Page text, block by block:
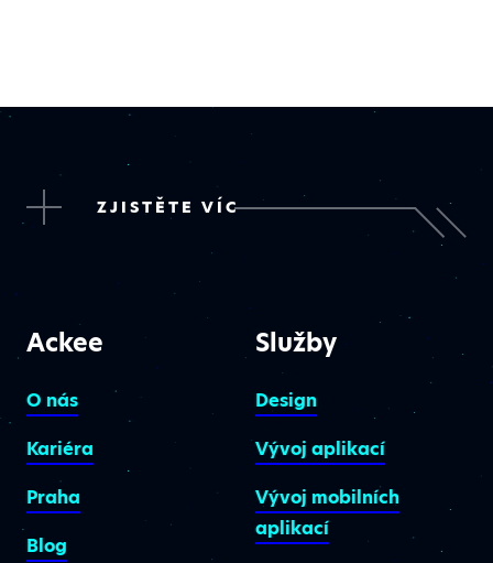
ZJISTĚTE VÍC
Ackee
O nás
Kariéra
Praha
Blog
Služby
Design
Vývoj aplikací
Vývoj mobilních
aplikací